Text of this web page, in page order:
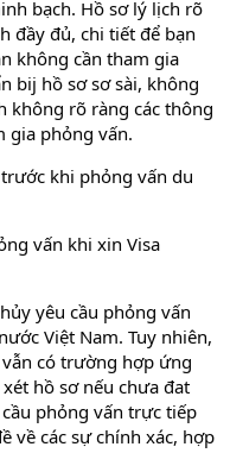
bạch. Hồ sơ lý lịch rõ
đầy đủ, chi tiết để bạn
không cần tham gia
bij hồ sơ sơ sài, không
không rõ ràng các thông
gia phỏng vấn.
khi phỏng vấn du
vấn khi xin Visa
yêu cầu phỏng vấn
Việt Nam. Tuy nhiên,
có trường hợp ứng
hồ sơ nếu chưa đat
phỏng vấn trực tiếp
về các sự chính xác, hợp